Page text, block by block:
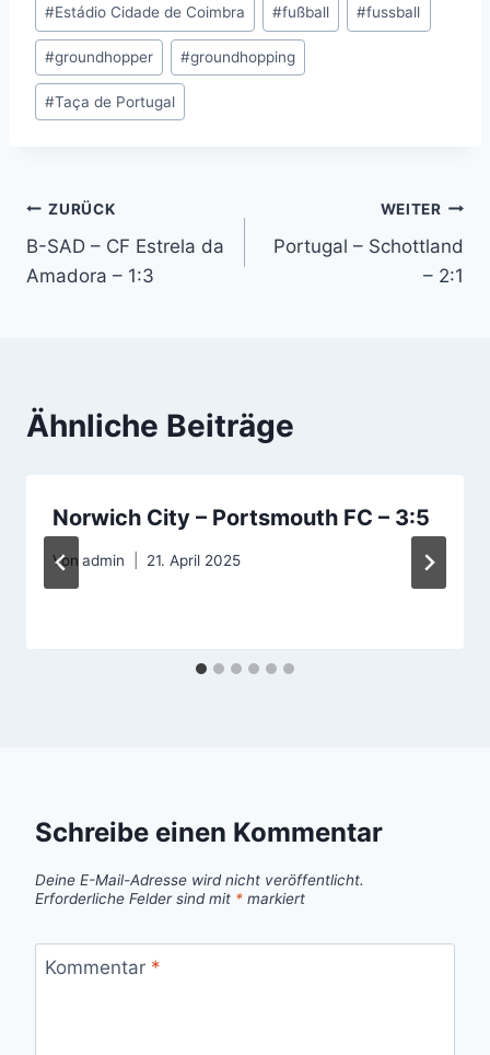
#Estádio Cidade de Coimbra #fußball #fussball
#groundhopper #groundhopping
#Taça de Portugal
Beitragsnavigation
ZURÜCK
B-SAD – CF Estrela da
Amadora – 1:3
WEITER
Portugal – Schottland
– 2:1
Ähnliche Beiträge
Norwich City – Portsmouth FC – 3:5
Von admin 21. April 2025
Schreibe einen Kommentar
Deine E-Mail-Adresse wird nicht veröffentlicht.
Erforderliche Felder sind mit * markiert
Kommentar *